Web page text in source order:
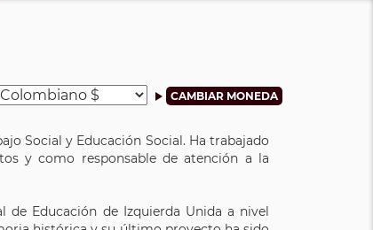
Social y Educación Social. Ha trabajado
y como responsable de atención a la
de Educación de Izquierda Unida a nivel